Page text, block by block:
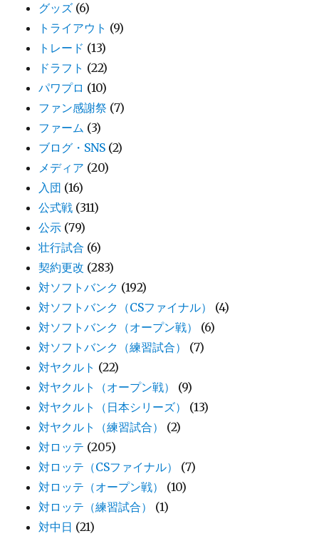
グッズ (6)
トライアウト (9)
トレード (13)
ドラフト (22)
パワプロ (10)
ファン感謝祭 (7)
ファーム (3)
ブログ・SNS (2)
メディア (20)
入団 (16)
公式戦 (311)
公示 (79)
壮行試合 (6)
契約更改 (283)
対ソフトバンク (192)
対ソフトバンク（CSファイナル）
(4)
対ソフトバンク（オープン戦）
(6)
対ソフトバンク（練習試合）
(7)
対ヤクルト (22)
対ヤクルト（オープン戦）
(9)
対ヤクルト（日本シリーズ）
(13)
対ヤクルト（練習試合）
(2)
対ロッテ (205)
対ロッテ（CSファイナル）
(7)
対ロッテ（オープン戦）
(10)
対ロッテ（練習試合）
(1)
対中日 (21)